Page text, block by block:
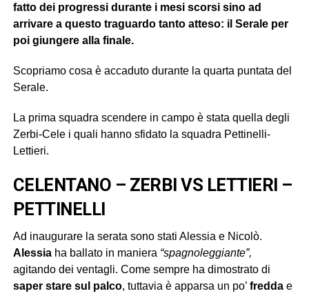
fatto dei progressi durante i mesi scorsi sino ad
arrivare a questo traguardo tanto atteso: il Serale per
poi giungere alla finale.
Scopriamo cosa è accaduto durante la quarta puntata del
Serale.
La prima squadra scendere in campo è stata quella degli
Zerbi-Cele i quali hanno sfidato la squadra Pettinelli-
Lettieri.
CELENTANO – ZERBI VS LETTIERI –
PETTINELLI
Ad inaugurare la serata sono stati Alessia e Nicolò.
Alessiaha ballato in maniera “spagnoleggiante”,
agitando dei ventagli. Come sempre ha dimostrato di
saper stare sul palco, tuttavia è apparsa un po’ freddae